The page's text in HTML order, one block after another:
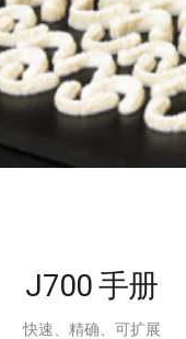
J700 手册
快速、精确、可扩展